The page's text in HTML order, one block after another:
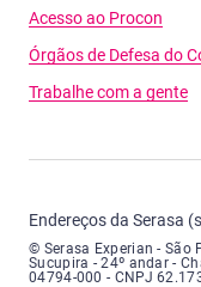
Acesso ao Procon
Órgãos de Defesa do
Trabalhe com a gente
Endereços da Serasa
Serasa Experian - São
© Serasa Experian - São
Sucupira - 24º andar -
04794-000 - CNPJ